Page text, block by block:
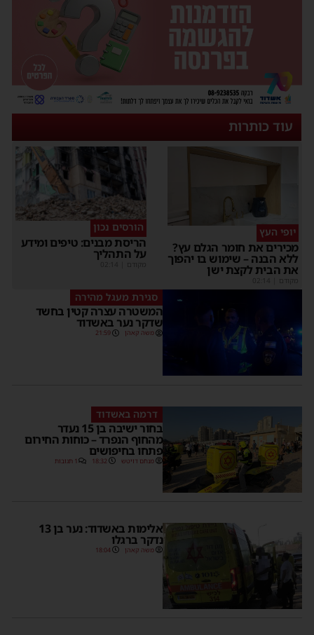
עוד כותרות
יופי העץ
מכירים את חומר הגלם עץ?
ללא הבנה – שימוש בו יהפוך
את הבית לקצת ישן
מקודם
הורסים נכון
הריסת מבנים: טיפים ומידע
על התהליך
מקודם
סגירת מעגל מהירה
המשטרה עצרה קטין בחשד
שדקר נער באשדוד
משה קאהן 21:59
דרמה באשדוד
בחור ישיבה בן 15 נעדר
מהחוף הנפרד – כוחות החירום
פתחו בחיפושים
מנחם דויטש 18:32 1 תגובות
אלימות באשדוד: נער בן 13
נדקר ברגלו
משה קאהן 18:04